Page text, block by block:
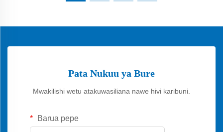
Pata Nukuu ya Bure
Mwakilishi wetu atakuwasiliana nawe hivi karibuni.
Barua pepe